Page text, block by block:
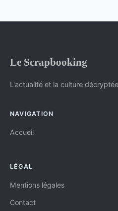
Le Scrapbooking
L'actualité et la culture
NAVIGATION
Accueil
LÉGAL
Mentions légales
Contact